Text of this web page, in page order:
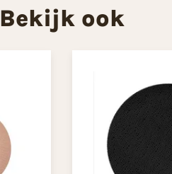
Bekijk ook